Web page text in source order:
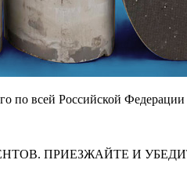
по всей Российской Федерации
ПРИЕЗЖАЙТЕ И